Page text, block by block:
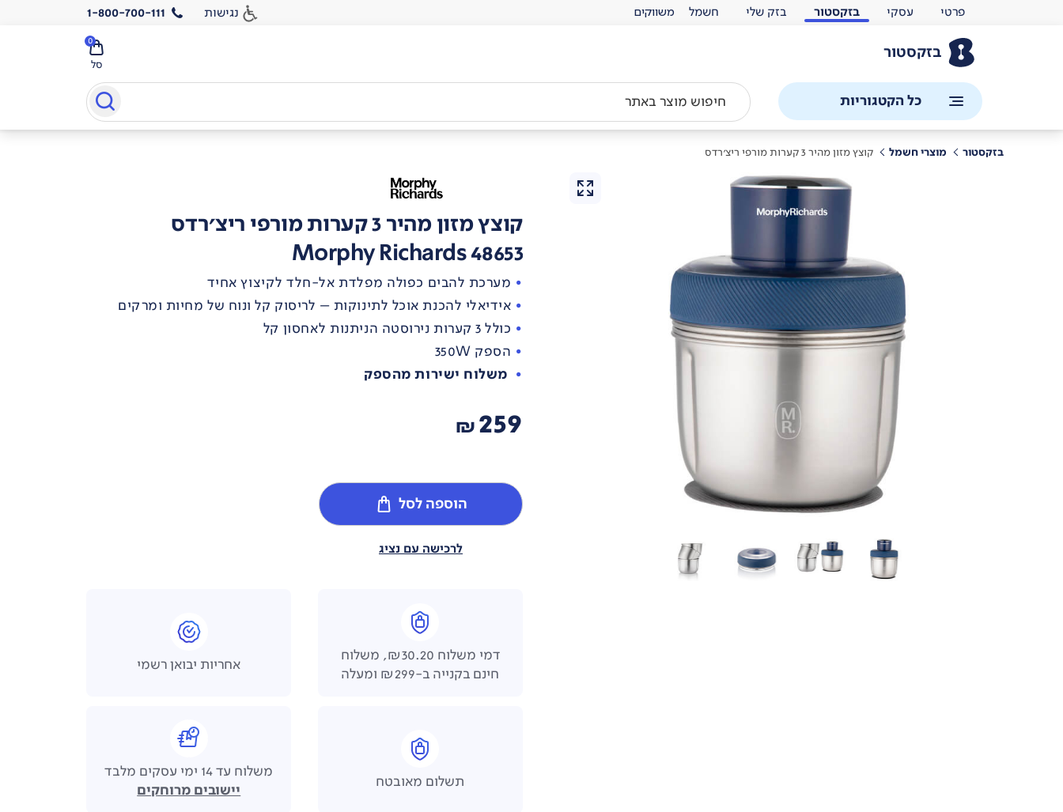
פרטי עסקי בזקסטור בזק שלי חשמל נגישות 1-800-700-111
בזקסטור
סל
0
כל הקטגוריות
בזקסטור מוצרי חשמל קוצץ מזון מהיר 3 קערות מורפי ריצ'רדס
קוצץ מזון מהיר 3 קערות מורפי ריצ'רדס
Morphy Richards 48653
מערכת להבים כפולה מפלדת אל-חלד לקיצוץ אחיד
אידיאלי להכנת אוכל לתינוקות – לריסוק קל ונוח של מחיות ומרקים
כולל 3 קערות נירוסטה הניתנות לאחסון קל
הספק 350W
משלוח ישירות מהספק
259
₪
הוספה לסל
לרכישה עם נציג
דמי משלוח ₪30.20, משלוח
חינם בקנייה ב-₪299 ומעלה
אחריות יבואן רשמי
תשלום מאובטח
משלוח עד 14 ימי עסקים מלבד
יישובים מרוחקים
משווקים